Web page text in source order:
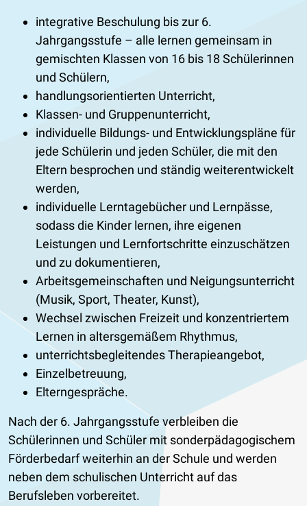
integrative Beschulung bis zur 6.
Jahrgangsstufe – alle lernen gemeinsam in
gemischten Klassen von 16 bis 18 Schülerinnen
und Schülern,
handlungsorientierten Unterricht,
Klassen- und Gruppenunterricht,
individuelle Bildungs- und Entwicklungspläne für
jede Schülerin und jeden Schüler, die mit den
Eltern besprochen und ständig weiterentwickelt
werden,
individuelle Lerntagebücher und Lernpässe,
sodass die Kinder lernen, ihre eigenen
Leistungen und Lernfortschritte einzuschätzen
und zu dokumentieren,
Arbeitsgemeinschaften und Neigungsunterricht
(Musik, Sport, Theater, Kunst),
Wechsel zwischen Freizeit und konzentriertem
Lernen in altersgemäßem Rhythmus,
unterrichtsbegleitendes Therapieangebot,
Einzelbetreuung,
Elterngespräche.
Nach der 6. Jahrgangsstufe verbleiben die
Schülerinnen und Schüler mit sonderpädagogischem
Förderbedarf weiterhin an der Schule und werden
neben dem schulischen Unterricht auf das
Berufsleben vorbereitet.